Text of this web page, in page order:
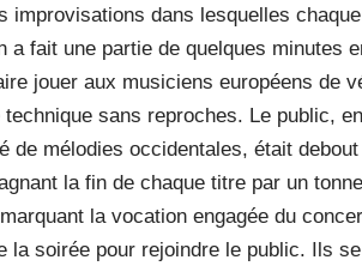
improvisations dans lesquelles
a fait une partie de quelques minutes
jouer aux musiciens européens de
sans reproches. Le public,
de mélodies occidentales, était
la fin de chaque titre par un
la vocation engagée du
la soirée pour rejoindre le public. Ils